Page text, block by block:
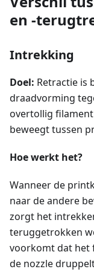
en -
Intrekking
Doel: Retractie is
draadvorming
overtollig
beweegt tussen
Hoe werkt het?
Wanneer de
naar de andere
zorgt het
teruggetrokken
voorkomt dat het
de nozzle